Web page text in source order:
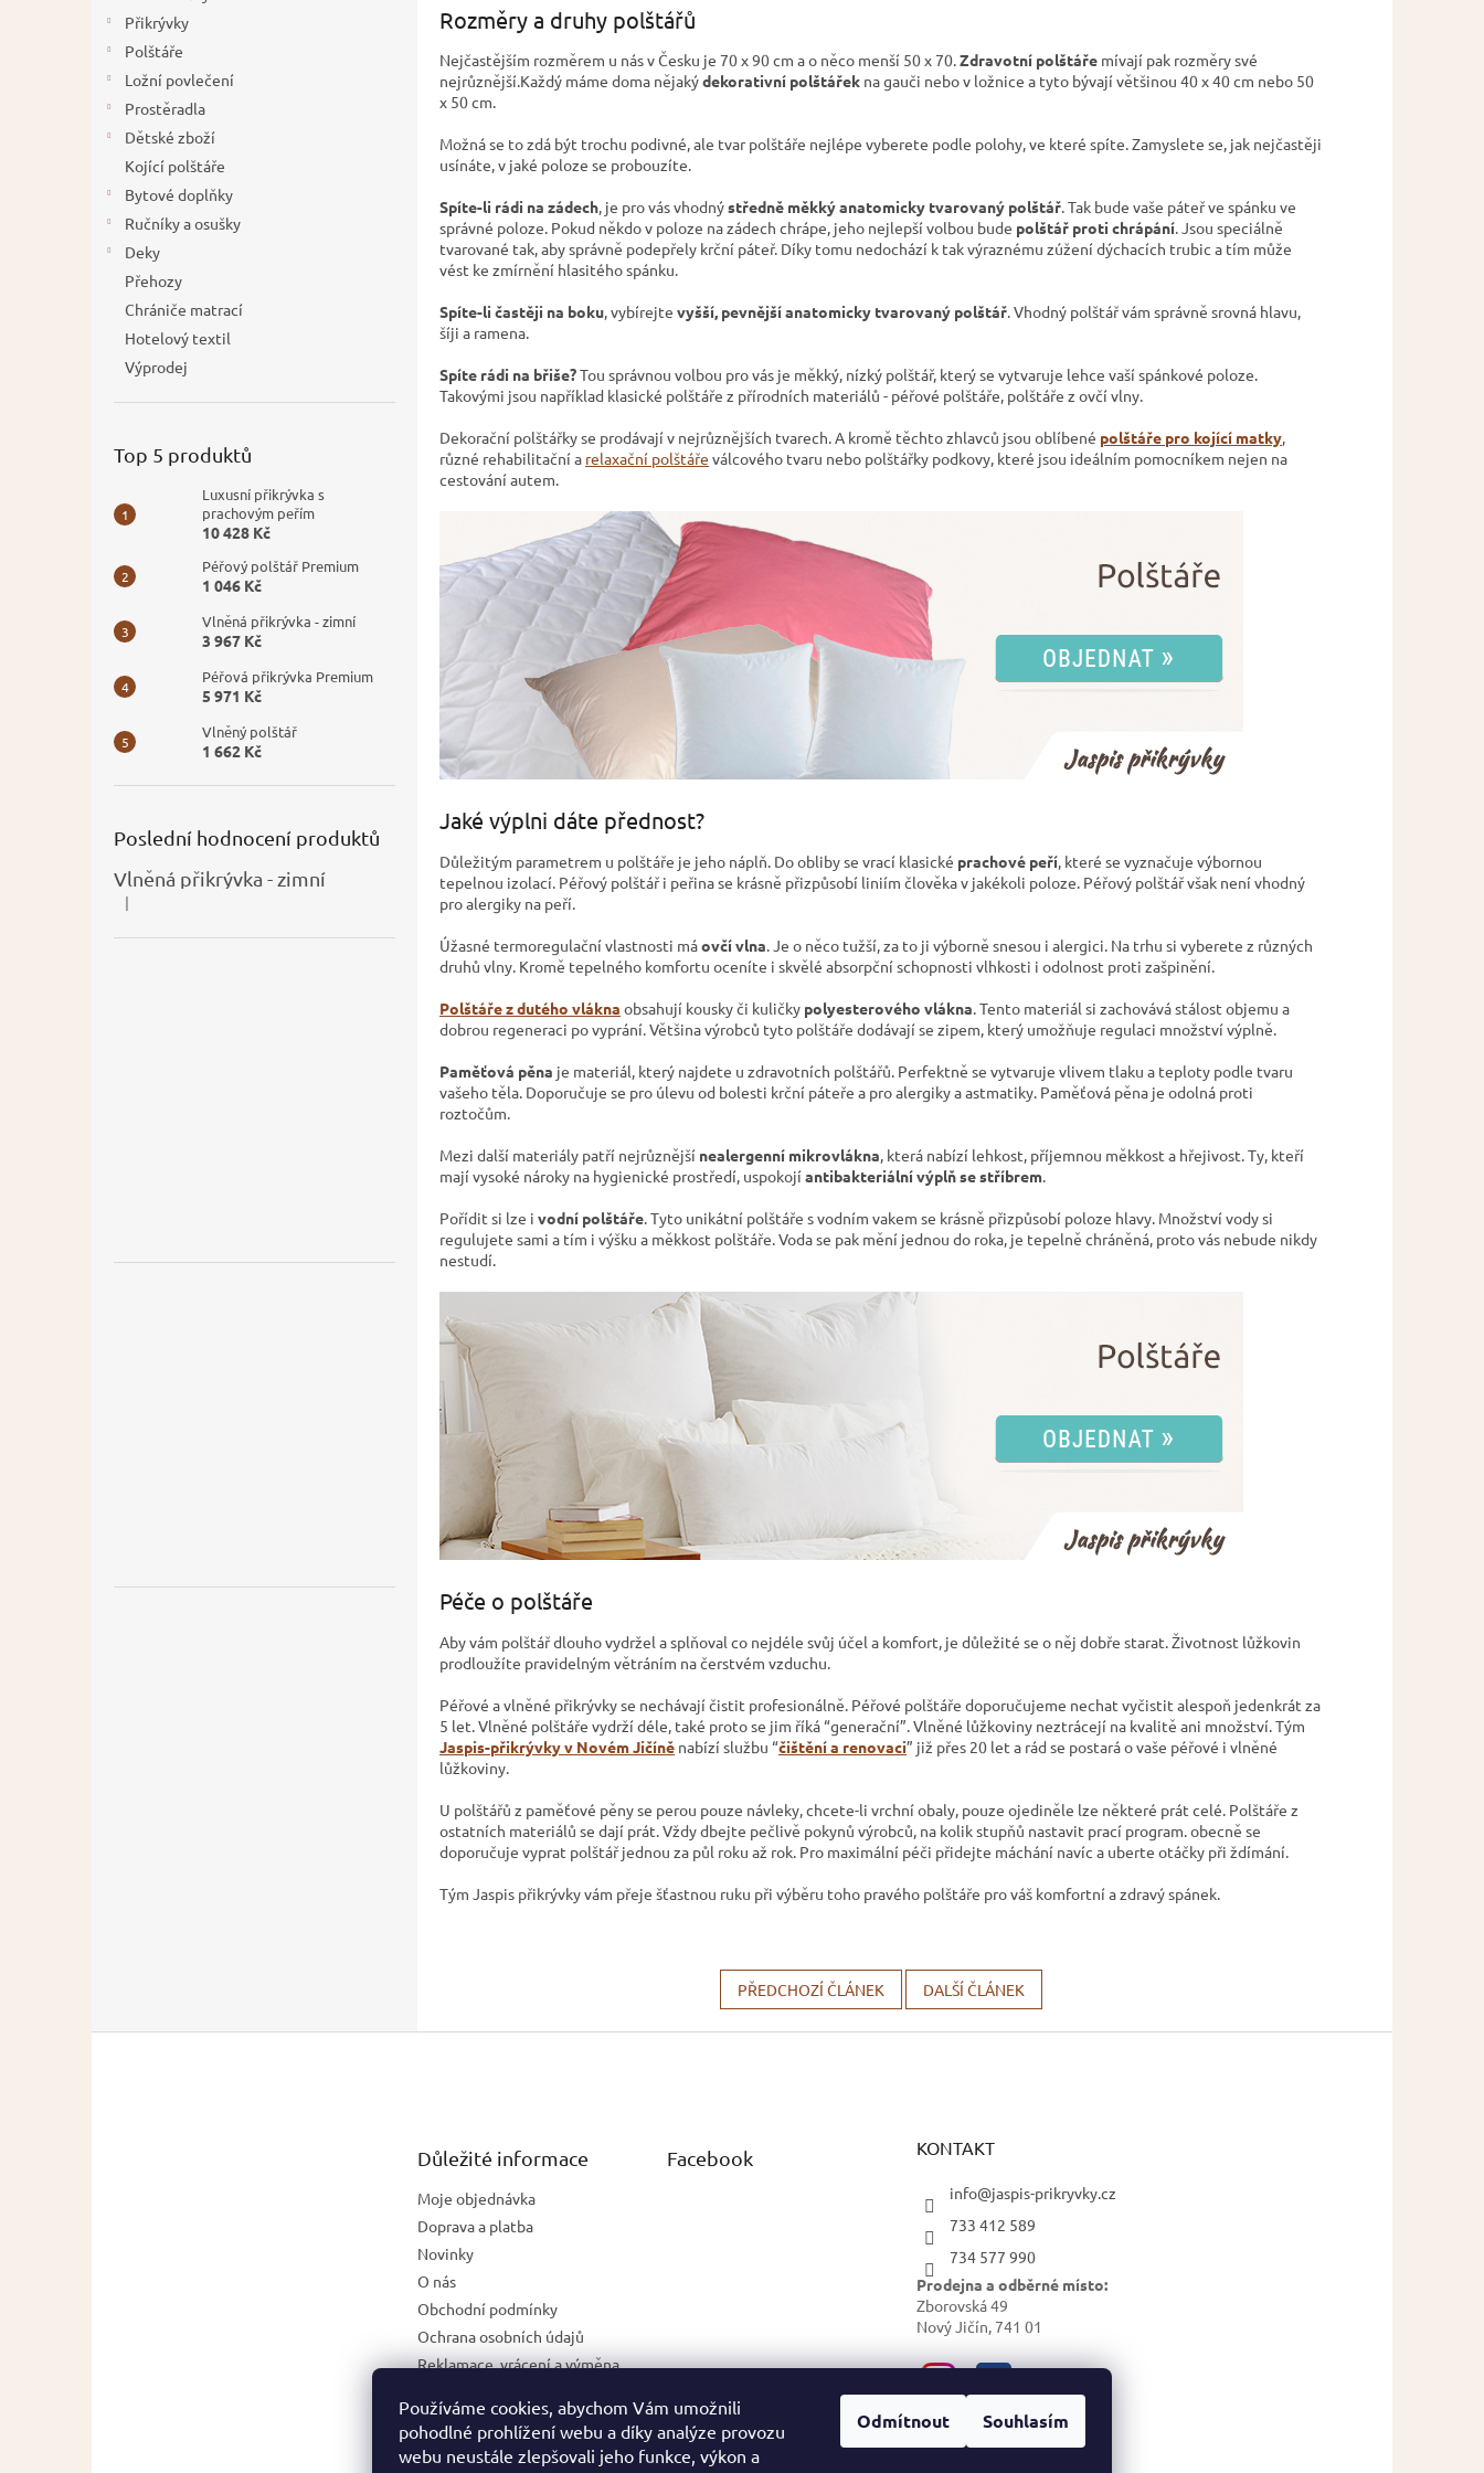
Používáme cookies, abychom Vám umožnili
pohodlné prohlížení webu a díky analýze provozu
webu neustále zlepšovali jeho funkce, výkon a
Odmítnout Souhlasím
Přikrývky
Polštáře
Ložní povlečení
Prostěradla
Dětské zboží
Kojící polštáře
Bytové doplňky
Ručníky a osušky
Deky
Přehozy
Chrániče matrací
Hotelový textil
Výprodej
Top 5 produktů
Luxusní přikrývka s
prachovým peřím
10 428 Kč
Péřový polštář Premium
1 046 Kč
Vlněná přikrývka - zimní
3 967 Kč
Péřová přikrývka Premium
5 971 Kč
Vlněný polštář
1 662 Kč
Poslední hodnocení produktů
Vlněná přikrývka - zimní
Hodnocení produktu je 5 z 5 hvězdiček.
|
Rozměry a druhy polštářů
Nejčastějším rozměrem u nás v Česku je 70 x 90 cm a o něco menší 50 x 70.Zdravotní polštáře mívají pak rozměry své
nejrůznější.Každý máme doma nějakýdekorativní polštářek na gauči nebo v ložnice a tyto bývají většinou 40 x 40 cm nebo 50
x 50 cm.
Možná se to zdá být trochu podivné, ale tvar polštáře nejlépe vyberete podle polohy, ve které spíte. Zamyslete se, jak nejčastěji
usínáte, v jaké poloze se probouzíte.
Spíte-li rádi na zádech, je pro vás vhodnýstředně měkký anatomicky tvarovaný polštář. Tak bude vaše páteř ve spánku ve
správné poloze. Pokud někdo v poloze na zádech chrápe, jeho nejlepší volbou bude polštář proti chrápání. Jsou speciálně
tvarované tak, aby správně podepřely krční páteř. Díky tomu nedochází k tak výraznému zúžení dýchacích trubic a tím může
vést ke zmírnění hlasitého spánku.
Spíte-li častěji na boku, vybírejte vyšší, pevnější anatomicky tvarovaný polštář. Vhodný polštář vám správně srovná hlavu,
šíji a ramena.
Spíte rádi na břiše?Tou správnou volbou pro vás je měkký, nízký polštář, který se vytvaruje lehce vaší spánkové poloze.
Takovými jsou například klasické polštáře z přírodních materiálů - péřové polštáře, polštáře z ovčí vlny.
Dekorační polštářky se prodávají v nejrůznějších tvarech. A kromě těchto zhlavců jsou oblíbené polštáře pro kojící matky,
různé rehabilitační a relaxační polštáře válcového tvaru nebo polštářky podkovy, které jsou ideálním pomocníkem nejen na
cestování autem.
Jaké výplni dáte přednost?
Důležitým parametrem u polštáře je jeho náplň. Do obliby se vrací klasické prachové peří, které se vyznačuje výbornou
tepelnou izolací. Péřový polštář i peřina se krásně přizpůsobí liniím člověka v jakékoli poloze. Péřový polštář však není vhodný
pro alergiky na peří.
Úžasné termoregulační vlastnosti máovčí vlna. Je o něco tužší, za to ji výborně snesou i alergici. Na trhu si vyberete z různých
druhů vlny. Kromě tepelného komfortu oceníte i skvělé absorpční schopnosti vlhkosti i odolnost proti zašpinění.
Polštáře z dutého vlákna obsahují kousky či kuličky polyesterového vlákna. Tento materiál si zachovává stálost objemu a
dobrou regeneraci po vyprání. Většina výrobců tyto polštáře dodávají se zipem, který umožňuje regulaci množství výplně.
Paměťová pěna je materiál, který najdete u zdravotních polštářů. Perfektně se vytvaruje vlivem tlaku a teploty podle tvaru
vašeho těla. Doporučuje se pro úlevu od bolesti krční páteře a pro alergiky a astmatiky. Paměťová pěna je odolná proti
roztočům.
Mezi další materiály patří nejrůznější nealergenní mikrovlákna, která nabízí lehkost, příjemnou měkkost a hřejivost. Ty, kteří
mají vysoké nároky na hygienické prostředí, uspokojí antibakteriální výplň se stříbrem.
Pořídit si lze i vodní polštáře. Tyto unikátní polštáře s vodním vakem se krásně přizpůsobí poloze hlavy. Množství vody si
regulujete sami a tím i výšku a měkkost polštáře. Voda se pak mění jednou do roka, je tepelně chráněná, proto vás nebude nikdy
nestudí.
Péče o polštáře
Aby vám polštář dlouho vydržel a splňoval co nejdéle svůj účel a komfort, je důležité se o něj dobře starat. Životnost lůžkovin
prodloužíte pravidelným větráním na čerstvém vzduchu.
Péřové a vlněné přikrývky se nechávají čistit profesionálně. Péřové polštáře doporučujeme nechat vyčistit alespoň jedenkrát za
5 let. Vlněné polštáře vydrží déle, také proto se jim říká “generační”. Vlněné lůžkoviny neztrácejí na kvalitě ani množství. Tým
Jaspis-přikrývky v Novém Jičíně nabízí službu “čištění a renovaci” již přes 20 let a rád se postará o vaše péřové i vlněné
lůžkoviny.
U polštářů z paměťové pěny se perou pouze návleky, chcete-li vrchní obaly, pouze ojediněle lze některé prát celé. Polštáře z
ostatních materiálů se dají prát. Vždy dbejte pečlivě pokynů výrobců, na kolik stupňů nastavit prací program. obecně se
doporučuje vyprat polštář jednou za půl roku až rok. Pro maximální péči přidejte máchání navíc a uberte otáčky při ždímání.
Tým Jaspis přikrývky vám přeje šťastnou ruku při výběru toho pravého polštáře pro váš komfortní a zdravý spánek.
PŘEDCHOZÍ ČLÁNEK DALŠÍ ČLÁNEK
Důležité informace
Moje objednávka
Doprava a platba
Novinky
O nás
Obchodní podmínky
Ochrana osobních údajů
Reklamace, vrácení a výměna
Napište nám
Kontakt
Facebook KONTAKT
info@jaspis-prikryvky.cz
733 412 589
734 577 990
Prodejna a odběrné místo:
Zborovská 49
Nový Jičín, 741 01